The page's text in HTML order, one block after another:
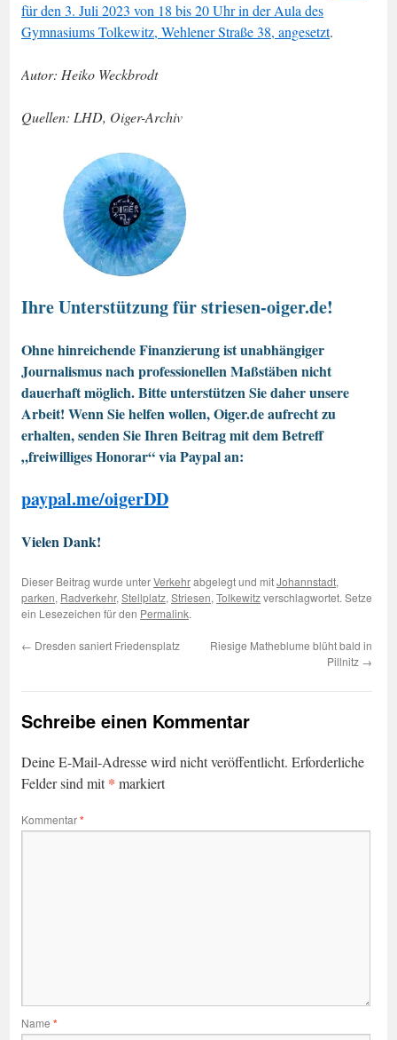
für den 3. Juli 2023 von 18 bis 20 Uhr in der Aula des
Gymnasiums Tolkewitz, Wehlener Straße 38, angesetzt.
Autor: Heiko Weckbrodt
Quellen: LHD, Oiger-Archiv
Ihre Unterstützung für striesen-oiger.de!
Ohne hinreichende Finanzierung ist unabhängiger
Journalismus nach professionellen Maßstäben nicht
dauerhaft möglich. Bitte unterstützen Sie daher unsere
Arbeit! Wenn Sie helfen wollen, Oiger.de aufrecht zu
erhalten, senden Sie Ihren Beitrag mit dem Betreff
„freiwilliges Honorar“ via Paypal an:
paypal.me/oigerDD
Vielen Dank!
Dieser Beitrag wurde unterVerkehrabgelegt und mitJohannstadt,
parken, Radverkehr, Stellplatz, Striesen, Tolkewitzverschlagwortet. Setze
ein Lesezeichen für den Permalink.
← Dresden saniert Friedensplatz
Riesige Matheblume blüht bald in
Pillnitz →
Schreibe einen Kommentar
Deine E-Mail-Adresse wird nicht veröffentlicht. Erforderliche
Felder sind mit* markiert
Kommentar*
Name *